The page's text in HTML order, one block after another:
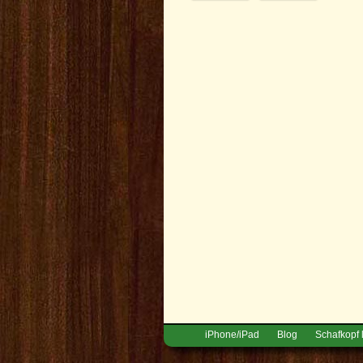
iPhone/iPad Blog Schafkopf